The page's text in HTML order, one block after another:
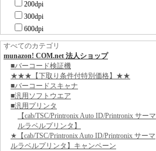
200dpi
300dpi
600dpi
すべてのカテゴリ
munazon! COM.net 法人ショップ
■バーコード検証機
★★★【下取り条件付特別価格】★★
■バーコードスキャナ
■汎用ソフトウエア
■汎用プリンタ
【cab/TSC/Printronix Auto ID/Printronix サーマ
ルラベルプリンタ】
★【cab/TSC/Printronix Auto ID/Printronix サーマ
ルラベルプリンタ】キャンペーン